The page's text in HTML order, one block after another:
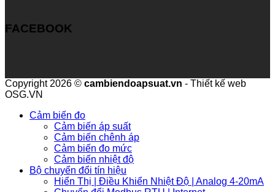
FACEBOOK
Copyright 2026 © cambiendoapsuat.vn - Thiết kế web
OSG.VN
Cảm biến đo
Cảm biến áp suất
Cảm biến chênh áp
Cảm biến đo mức
Cảm biến nhiệt độ
Bộ chuyển đổi tín hiệu
Hiển Thị | Điều Khiển Nhiệt Độ | Analog 4-20mA